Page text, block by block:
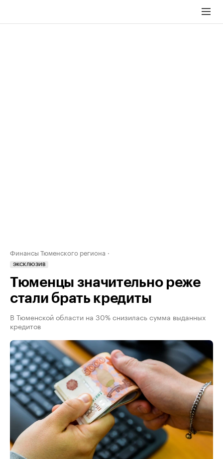
Финансы Тюменского региона
ЭКСКЛЮЗИВ
Тюменцы значительно реже
стали брать кредиты
В Тюменской области на 30% снизилась сумма выданных
кредитов